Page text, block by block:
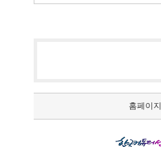
홈페이지